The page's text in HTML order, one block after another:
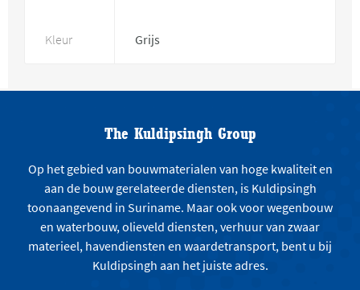
Kleur Grijs
The Kuldipsingh Group
Op het gebied van bouwmaterialen van hoge kwaliteit en
aan de bouw gerelateerde diensten, is Kuldipsingh
toonaangevend in Suriname. Maar ook voor wegenbouw
en waterbouw, olieveld diensten, verhuur van zwaar
materieel, havendiensten en waardetransport, bent u bij
Kuldipsingh aan het juiste adres.